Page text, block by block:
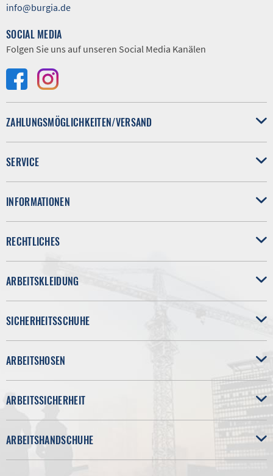
info@burgia.de
SOCIAL MEDIA
Folgen Sie uns auf unseren Social Media Kanälen
ZAHLUNGSMÖGLICHKEITEN/VERSAND
SERVICE
INFORMATIONEN
RECHTLICHES
ARBEITSKLEIDUNG
SICHERHEITSSCHUHE
ARBEITSHOSEN
ARBEITSSICHERHEIT
ARBEITSHANDSCHUHE